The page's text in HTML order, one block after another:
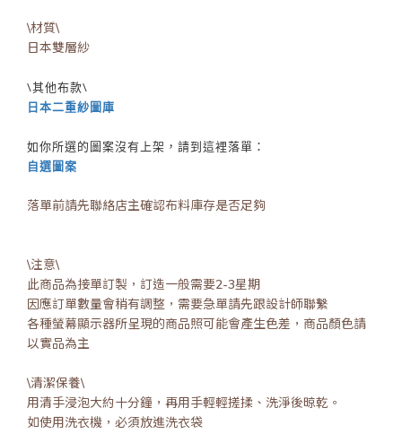
\材質\
日本雙層紗
\其他布款\
日本二重紗圖庫
如你所選的圖案沒有上架，請到這裡落單：
自選圖案
落單前請先聯絡店主確認布料庫存是否足夠
\注意\
此商品為接單訂製，訂造一般需要2-3星期
因應訂單數量會稍有調整，需要急單請先跟設計師聯繫
各種螢幕顯示器所呈現的商品照可能會產生色差，商品顏色請
以實品為主
\清潔保養\
用清手浸泡大約十分鐘，再用手輕輕搓揉、洗淨後晾乾。
如使用洗衣機，必須放進洗衣袋